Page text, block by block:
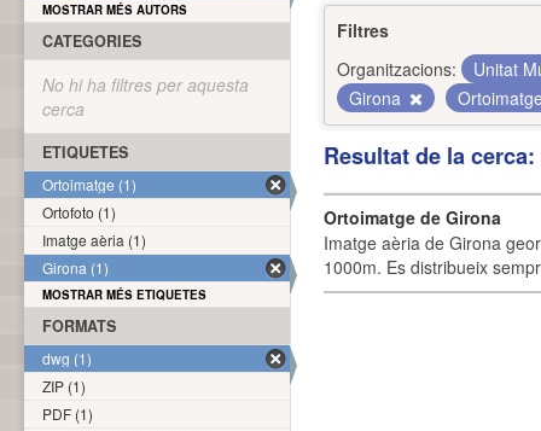
Filtres
Organitzacions:
Unitat
Girona
Resultat de la
Ortoimatge de Girona
Imatge aèria de Girona
1000m. Es distribueix
MOSTRAR MÉS AUTORS
CATEGORIES
No hi ha filtres per aquesta
cerca
ETIQUETES
Ortoimatge (1)
Ortofoto (1)
Imatge aèria (1)
Girona (1)
MOSTRAR MÉS ETIQUETES
FORMATS
dwg (1)
ZIP (1)
PDF (1)